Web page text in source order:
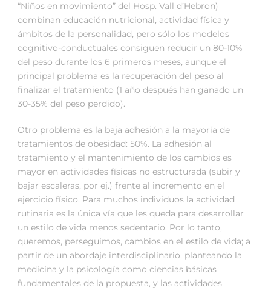
“Niños en movimiento” del Hosp. Vall d’Hebron)
combinan educación nutricional, actividad física y
ámbitos de la personalidad, pero sólo los modelos
cognitivo-conductuales consiguen reducir un 80-10%
del peso durante los 6 primeros meses, aunque el
principal problema es la recuperación del peso al
finalizar el tratamiento (1 año después han ganado un
30-35% del peso perdido).
Otro problema es la baja adhesión a la mayoría de
tratamientos de obesidad: 50%. La adhesión al
tratamiento y el mantenimiento de los cambios es
mayor en actividades físicas no estructurada (subir y
bajar escaleras, por ej.) frente al incremento en el
ejercicio físico. Para muchos individuos la actividad
rutinaria es la única vía que les queda para desarrollar
un estilo de vida menos sedentario. Por lo tanto,
queremos, perseguimos, cambios en el estilo de vida; a
partir de un abordaje interdisciplinario, planteando la
medicina y la psicología como ciencias básicas
fundamentales de la propuesta, y las actividades